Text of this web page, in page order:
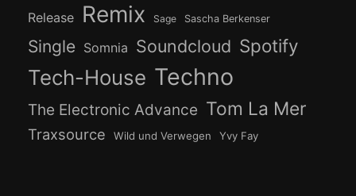
Release Remix Sage Sascha Berkenser
Single Somnia Soundcloud Spotify
Tech-House Techno
The Electronic Advance Tom La Mer
Traxsource Wild und Verwegen Yvy Fay